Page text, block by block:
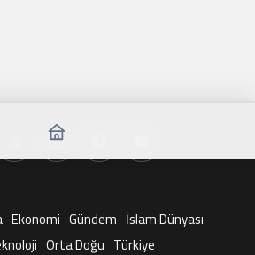
Ekonomi Gündem İslam Dünyası
Orta Doğu Türkiye